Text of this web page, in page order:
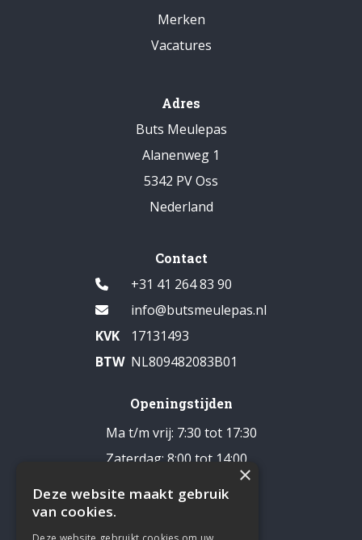
Merken
Vacatures
Adres
Buts Meulepas
Alanenweg 1
5342 PV Oss
Nederland
Contact
+31 41 264 83 90
info@butsmeulepas.nl
KVK
17131493
BTW NL809482083B01
Openingstijden
Ma t/m vrij: 7:30 tot 17:30
Zaterdag: 8:00 tot 14:00
Zondag: gesloten
×
Deze website maakt gebruik
van cookies.